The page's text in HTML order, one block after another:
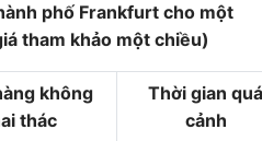
phố Frankfurt cho một
tham khảo một chiều)
không
thác
Thời gian quá
cảnh